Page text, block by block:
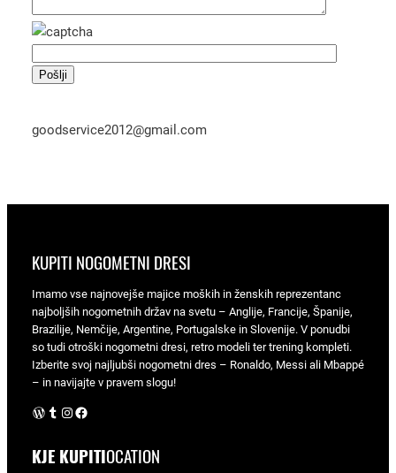
goodservice2012@gmail.com
KUPITI NOGOMETNI DRESI
Imamo vse najnovejše majice moških in ženskih reprezentanc
najboljših nogometnih držav na svetu – Anglije, Francije, Španije,
Brazilije, Nemčije, Argentine, Portugalske in Slovenije. V ponudbi
so tudi otroški nogometni dresi, retro modeli ter trening kompleti.
Izberite svoj najljubši nogometni dres – Ronaldo, Messi ali Mbappé
– in navijajte v pravem slogu!
WordPress Instagram Facebook
KJE KUPITIOCATION